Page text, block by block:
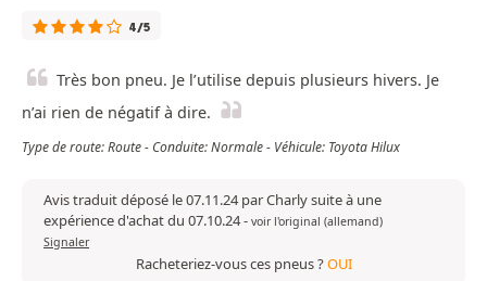
4/5
Très bon pneu. Je l’utilise depuis plusieurs hivers. Je
n’ai rien de négatif à dire.
Type de route: Route - Conduite: Normale - Véhicule: Toyota Hilux
Avis traduit déposé le 07.11.24 par Charly suite à une
expérience d'achat du 07.10.24- voir l'original (allemand)
Signaler
Racheteriez-vous ces pneus ?OUI